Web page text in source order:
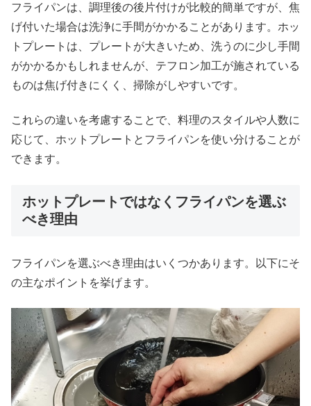
フライパンは、調理後の後片付けが比較的簡単ですが、焦
げ付いた場合は洗浄に手間がかかることがあります。ホッ
トプレートは、プレートが大きいため、洗うのに少し手間
がかかるかもしれませんが、テフロン加工が施されている
ものは焦げ付きにくく、掃除がしやすいです。
これらの違いを考慮することで、料理のスタイルや人数に
応じて、ホットプレートとフライパンを使い分けることが
できます。
ホットプレートではなくフライパンを選ぶ
べき理由
フライパンを選ぶべき理由はいくつかあります。以下にそ
の主なポイントを挙げます。